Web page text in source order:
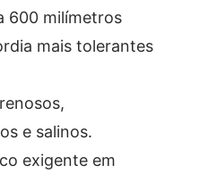
600 milímetros
mais tolerantes
e salinos.
exigente em